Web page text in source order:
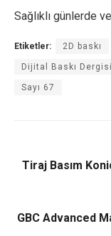
Sağlıklı günlerde
Etiketler: 2D baskı
Dijital Baskı Dergisi
Sayı 67
Tiraj Basım
GBC Advanced